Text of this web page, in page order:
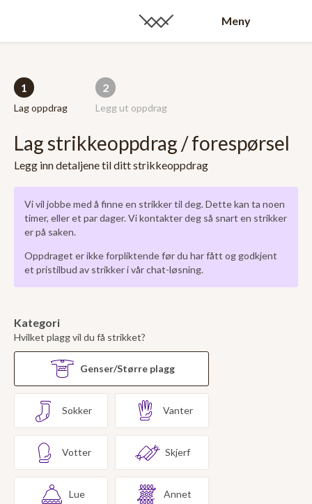
Meny
1
Lag oppdrag
2
Legg ut oppdrag
Lag strikkeoppdrag / forespørsel
Legg inn detaljene til ditt strikkeoppdrag
Vi vil jobbe med å finne en strikker til deg. Dette kan ta noen
timer, eller et par dager. Vi kontakter deg så snart en strikker
er på saken.
Oppdraget er ikke forpliktende før du har fått og godkjent
et pristilbud av strikker i vår chat-løsning.
Kategori
Hvilket plagg vil du få strikket?
Genser/Større plagg
Sokker Vanter
Votter Skjerf
Lue Annet